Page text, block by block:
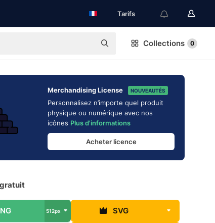
Tarifs
Collections 0
Merchandising License NOUVEAUTÉS
Personnalisez n’importe quel produit
physique ou numérique avec nos
icônes Plus d'informations
Acheter licence
512px SVG